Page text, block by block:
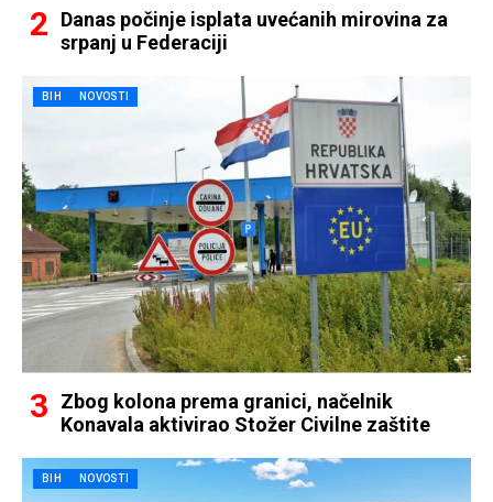
Danas počinje isplata uvećanih mirovina za
srpanj u Federaciji
BIH NOVOSTI
Zbog kolona prema granici, načelnik
Konavala aktivirao Stožer Civilne zaštite
BIH NOVOSTI